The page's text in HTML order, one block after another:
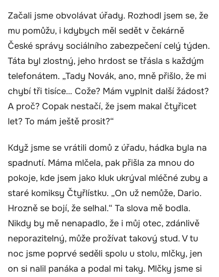
Začali jsme obvolávat úřady. Rozhodl jsem se, že
mu pomůžu, i kdybych měl sedět v čekárně
České správy sociálního zabezpečení celý týden.
Táta byl zlostný, jeho hrdost se třásla s každým
telefonátem. „Tady Novák, ano, mně přišlo, že mi
chybí tři tisíce… Cože? Mám vyplnit další žádost?
A proč? Copak nestačí, že jsem makal čtyřicet
let? To mám ještě prosit?“
Když jsme se vrátili domů z úřadu, hádka byla na
spadnutí. Máma mlčela, pak přišla za mnou do
pokoje, kde jsem jako kluk ukrýval mléčné zuby a
staré komiksy Čtyřlístku. „On už nemůže, Dario.
Hrozně se bojí, že selhal.“ Ta slova mě bodla.
Nikdy by mě nenapadlo, že i můj otec, zdánlivě
neporazitelný, může prožívat takový stud. V tu
noc jsme poprvé seděli spolu u stolu, mlčky, jen
on si nalil panáka a podal mi taky. Mlčky jsme si